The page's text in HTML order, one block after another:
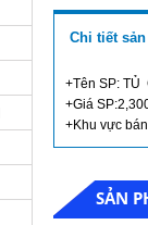
Chi tiết
+Tên SP: TỦ
+Giá
+Khu vực
SẢN